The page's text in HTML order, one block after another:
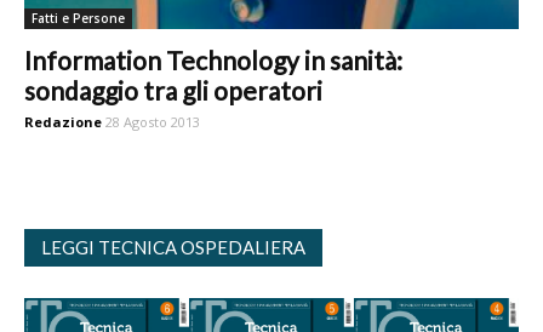
Fatti e Persone
Information Technology in sanità:
sondaggio tra gli operatori
Redazione 28 Agosto 2013
LEGGI TECNICA OSPEDALIERA